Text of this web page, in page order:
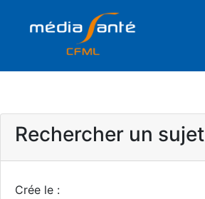
Rechercher un sujet
Crée le :